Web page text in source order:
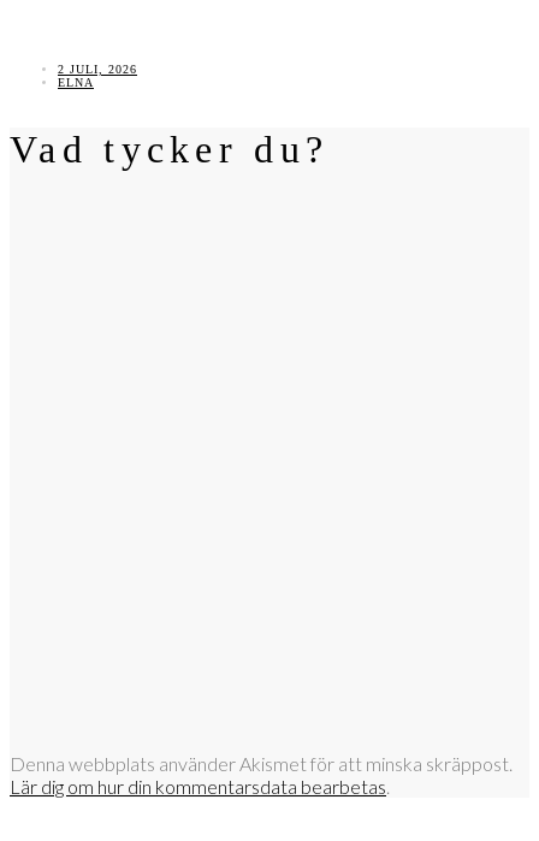
2 JULI, 2026
ELNA
Vad tycker du?
Denna webbplats använder Akismet för att minska skräppost.
Lär dig om hur din kommentarsdata bearbetas.